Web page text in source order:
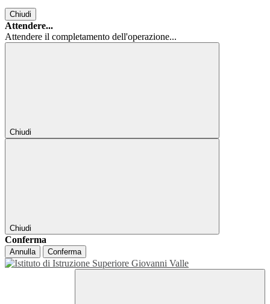
Chiudi
Attendere...
Attendere il completamento dell'operazione...
Chiudi
Chiudi
Conferma
Annulla Conferma